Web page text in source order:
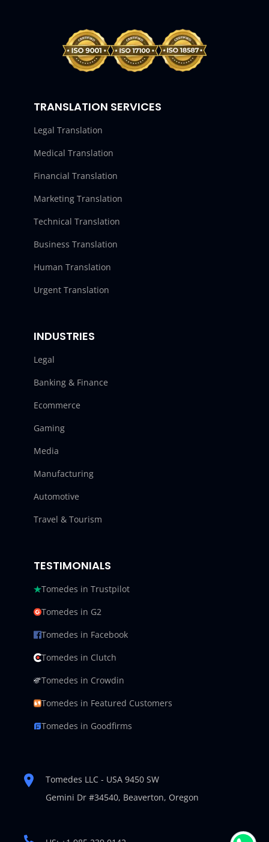
TRANSLATION SERVICES
Legal Translation
Medical Translation
Financial Translation
Marketing Translation
Technical Translation
Business Translation
Human Translation
Urgent Translation
INDUSTRIES
Legal
Banking & Finance
Ecommerce
Gaming
Media
Manufacturing
Automotive
Travel & Tourism
TESTIMONIALS
Tomedes in Trustpilot
Tomedes in G2
Tomedes in Facebook
Tomedes in Clutch
Tomedes in Crowdin
Tomedes in Featured Customers
Tomedes in Goodfirms
Tomedes LLC - USA 9450 SW
Gemini Dr #34540, Beaverton, Oregon